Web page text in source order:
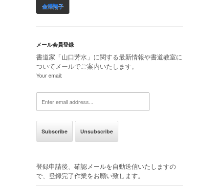
金澤翔子
メール会員登録
書道家「山口芳水」に関する最新情報や書道教室に
ついてメールでご案内いたします。
Your email:
登録申請後、確認メールを自動送信いたしますの
で、登録完了作業をお願い致します。